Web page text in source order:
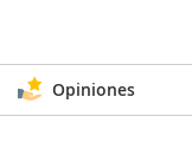
Opiniones